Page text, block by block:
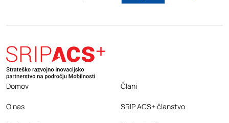
Domov
O nas
Člani
SRIP ACS+ članstvo